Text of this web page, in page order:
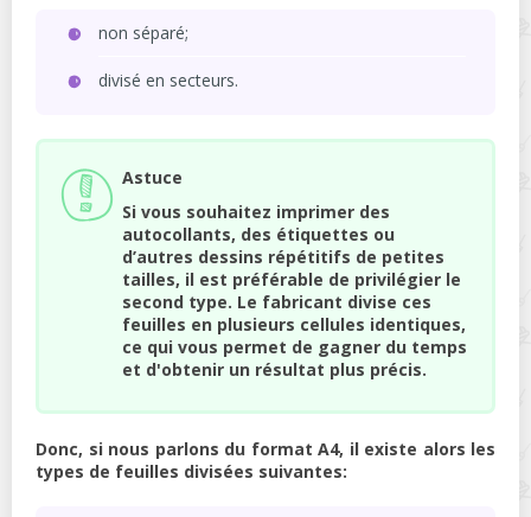
non séparé;
divisé en secteurs.
Astuce
Si vous souhaitez imprimer des
autocollants, des étiquettes ou
d’autres dessins répétitifs de petites
tailles, il est préférable de privilégier le
second type. Le fabricant divise ces
feuilles en plusieurs cellules identiques,
ce qui vous permet de gagner du temps
et d'obtenir un résultat plus précis.
Donc, si nous parlons du format A4, il existe alors les
types de feuilles divisées suivantes: